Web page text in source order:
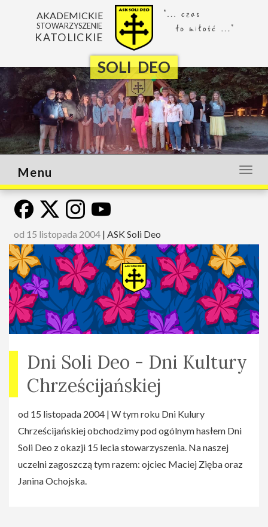
SOLI DEO
AKADEMICKIE
STOWARZYSZENIE
KATOLICKIE
lub
Menu
od 15 listopada 2004 | ASK Soli Deo
Dni Soli Deo - Dni Kultury
Chrześcijańskiej
od 15 listopada 2004 | W tym roku Dni Kulury
Chrześcijańskiej obchodzimy pod ogólnym hasłem Dni
Soli Deo z okazji 15 lecia stowarzyszenia. Na naszej
uczelni zagoszczą tym razem: ojciec Maciej Zięba oraz
Janina Ochojska.